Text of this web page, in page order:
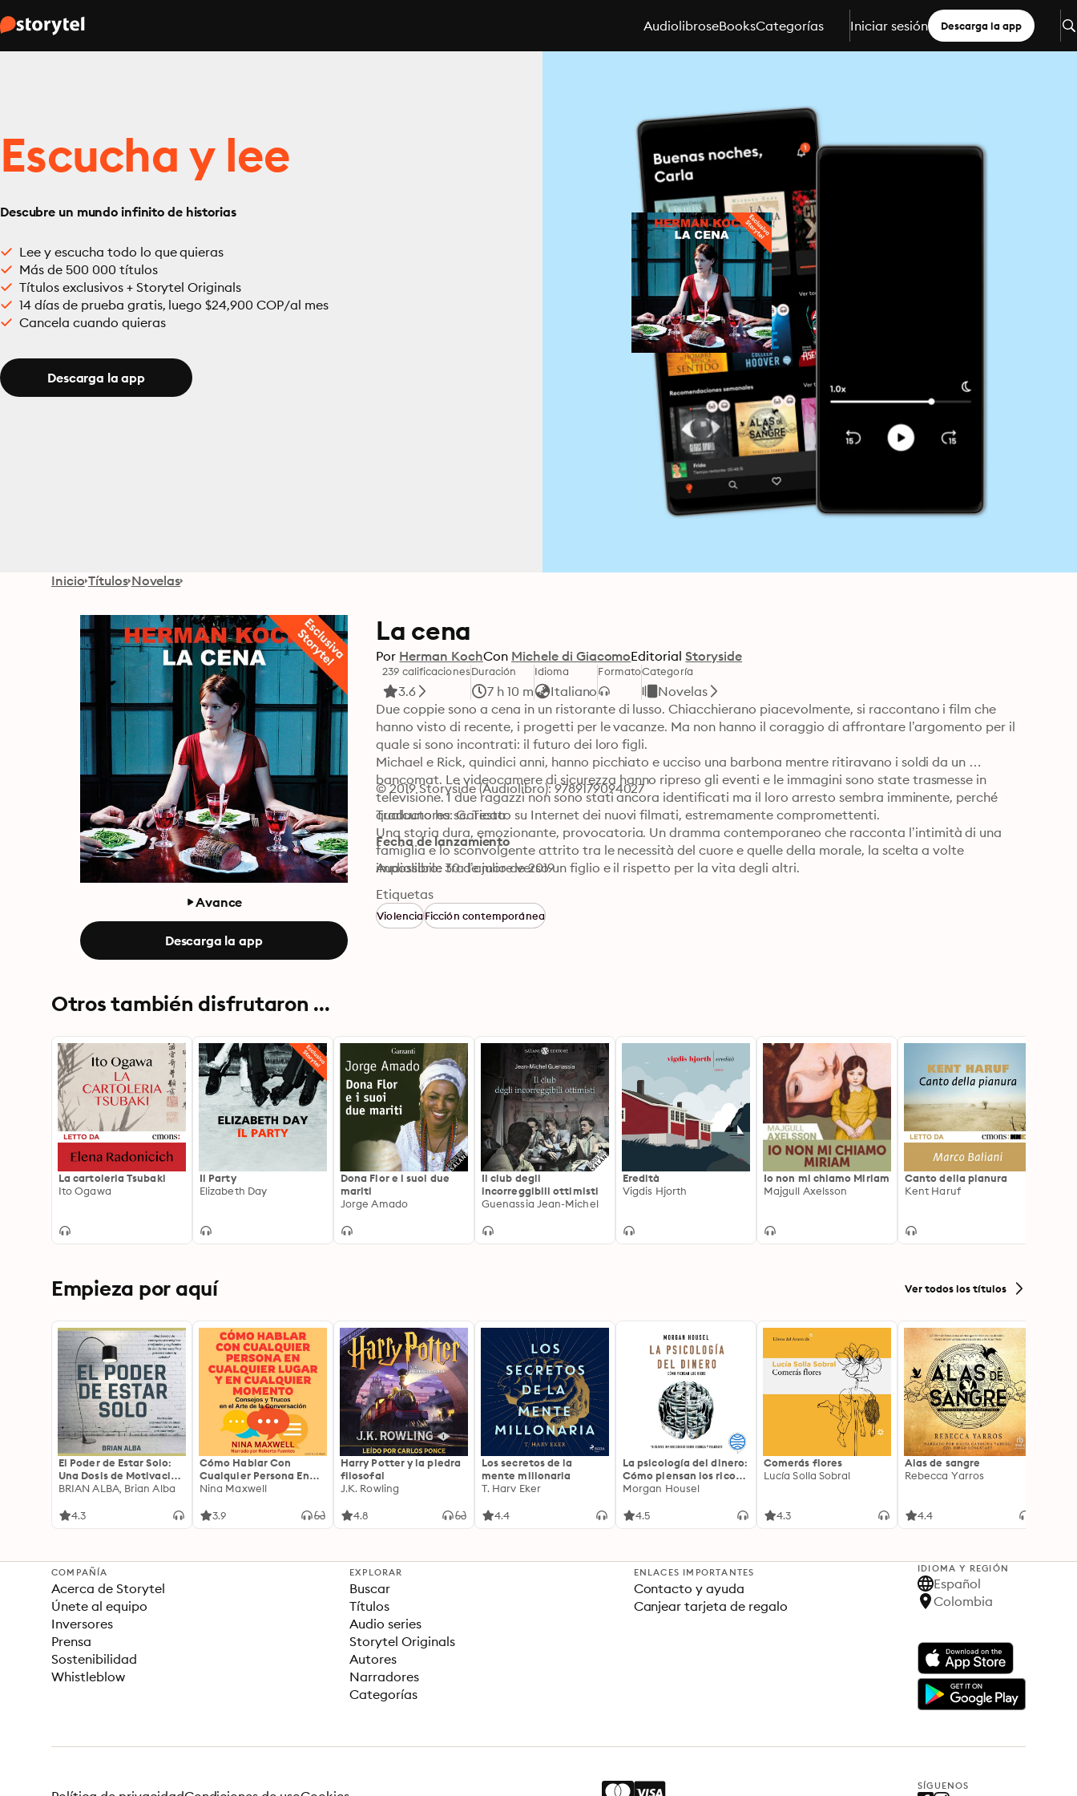
AudiolibroseBooksCategorías Iniciar sesión Descarga la app
Escucha y lee
Descubre un mundo infinito de historias
Lee y escucha todo lo que quieras
Más de 500 000 títulos
Títulos exclusivos + Storytel Originals
14 días de prueba gratis, luego $24,900 COP/al mes
Cancela cuando quieras
Descarga la app
Inicio Títulos Novelas
Avance
Descarga la app
La cena
Por Herman KochCon Michele di GiacomoEditorial Storyside
239 calificaciones
3.6
Duración
7 h 10 m
Idioma
Italiano
FormatoCategoría
Novelas
Due coppie sono a cena in un ristorante di lusso. Chiacchierano piacevolmente, si raccontano i film che
hanno visto di recente, i progetti per le vacanze. Ma non hanno il coraggio di affrontare l’argomento per il
quale si sono incontrati: il futuro dei loro figli.
Michael e Rick, quindici anni, hanno picchiato e ucciso una barbona mentre ritiravano i soldi da un
bancomat. Le videocamere di sicurezza hanno ripreso gli eventi e le immagini sono state trasmesse in
televisione. I due ragazzi non sono stati ancora identificati ma il loro arresto sembra imminente, perché
qualcuno ha scaricato su Internet dei nuovi filmati, estremamente compromettenti.
Una storia dura, emozionante, provocatoria. Un dramma contemporaneo che racconta l’intimità di una
famiglia e lo sconvolgente attrito tra le necessità del cuore e quelle della morale, la scelta a volte
impossibile tra l’amore verso un figlio e il rispetto per la vita degli altri.
© 2019 Storyside (Audiolibro): 9789179094027
Traductores: G. Testa
Fecha de lanzamiento
Audiolibro: 30 de julio de 2019
Etiquetas
ViolenciaFicción contemporánea
Otros también disfrutaron ...
La cartoleria Tsubaki
Ito Ogawa
Il Party
Elizabeth Day
Dona Flor e i suoi due
mariti
Jorge Amado
Il club degli
incorreggibili ottimisti
Guenassia Jean-Michel
Eredità
Vigdis Hjorth
Io non mi chiamo Miriam
Majgull Axelsson
Canto della pianura
Kent Haruf
Empieza por aquí Ver todos los títulos
El Poder de Estar Solo:
Una Dosis de Motivación
Acompañada de Ideas
una Vida Mejor
BRIAN ALBA, Brian Alba
4.3
Cómo Hablar Con
Cualquier Persona En
Cualquier Lugar Y En
Nina Maxwell
3.9
Harry Potter y la piedra
filosofal
J.K. Rowling
4.8
Los secretos de la
mente millonaria
T. Harv Eker
4.4
La psicología del dinero:
Cómo piensan los ricos:
18 claves imperecederas
Morgan Housel
4.5
Comerás flores
Lucía Solla Sobral
4.3
Alas de sangre
Rebecca Yarros
4.4
COMPAÑÍA
Acerca de Storytel
Únete al equipo
Inversores
Prensa
Sostenibilidad
Whistleblow
EXPLORAR
Buscar
Títulos
Audio series
Storytel Originals
Autores
Narradores
Categorías
ENLACES IMPORTANTES
Contacto y ayuda
Canjear tarjeta de regalo
IDIOMA Y REGIÓN
Español
Colombia
SÍGUENOS